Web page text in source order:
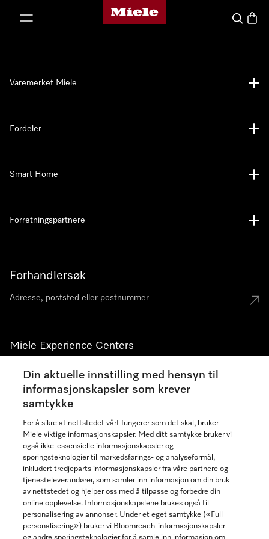
Mieles hjemmeside
Søk
Forhandlersøk
Miele Experience Centers
Miele Experience Center Nesbru
Miele Outlet Nesbru
Nyhetsbrev
Varemerket Miele
Fordeler
Smart Home
Forretningspartnere
Din aktuelle innstilling med hensyn til
informasjonskapsler som krever
samtykke
For å sikre at nettstedet vårt fungerer som det skal, bruker
Miele viktige informasjonskapsler. Med ditt samtykke bruker vi
også ikke-essensielle informasjonskapsler og
sporingsteknologier til markedsførings- og analyseformål,
inkludert tredjeparts informasjonskapsler fra våre partnere og
tjenesteleverandører, som samler inn informasjon om din bruk
av nettstedet og hjelper oss med å tilpasse og forbedre din
online opplevelse. Informasjonskapslene brukes også til
personalisering av annonser. Under et eget samtykke («Full
personalisering») bruker vi Bloomreach-informasjonskapsler